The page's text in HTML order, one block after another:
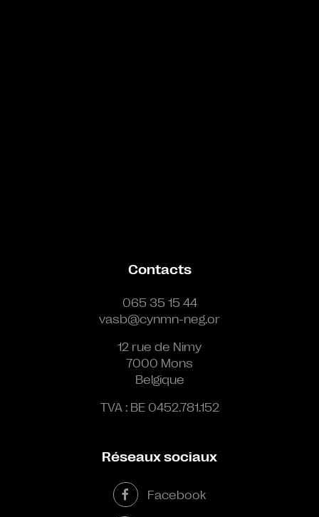
Contacts
065 35 15 44
vasb@cynmn-neg.or
12 rue de Nimy
7000 Mons
Belgique
TVA : BE 0452.781.152
Réseaux sociaux
Facebook